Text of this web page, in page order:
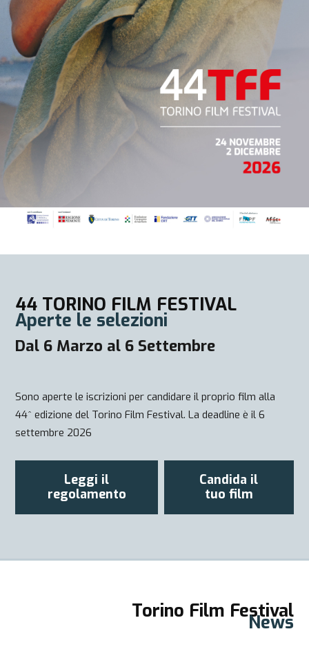
44 TORINO FILM FESTIVAL
Aperte le selezioni
Dal 6 Marzo al 6 Settembre
Sono aperte le iscrizioni per candidare il proprio film alla
44^ edizione del Torino Film Festival. La deadline è il 6
settembre 2026
Leggi il
regolamento
Candida il
tuo film
Torino Film Festival
News